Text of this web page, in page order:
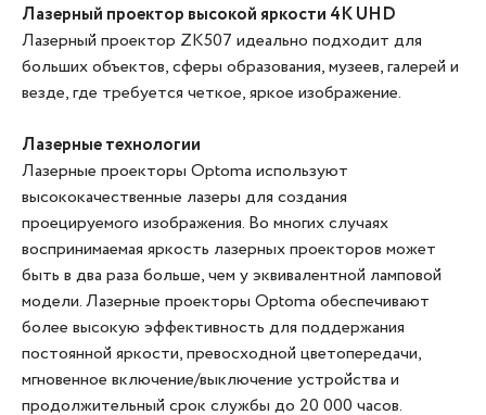
Лазерный проектор высокой яркости 4K UHD
Лазерный проектор ZK507 идеально подходит для
больших объектов, сферы образования, музеев, галерей и
везде, где требуется четкое, яркое изображение.
Лазерные технологии
Лазерные проекторы Optoma используют
высококачественные лазеры для создания
проецируемого изображения. Во многих случаях
воспринимаемая яркость лазерных проекторов может
быть в два раза больше, чем у эквивалентной ламповой
модели. Лазерные проекторы Optoma обеспечивают
более высокую эффективность для поддержания
постоянной яркости, превосходной цветопередачи,
мгновенное включение/выключение устройства и
продолжительный срок службы до 20 000 часов.